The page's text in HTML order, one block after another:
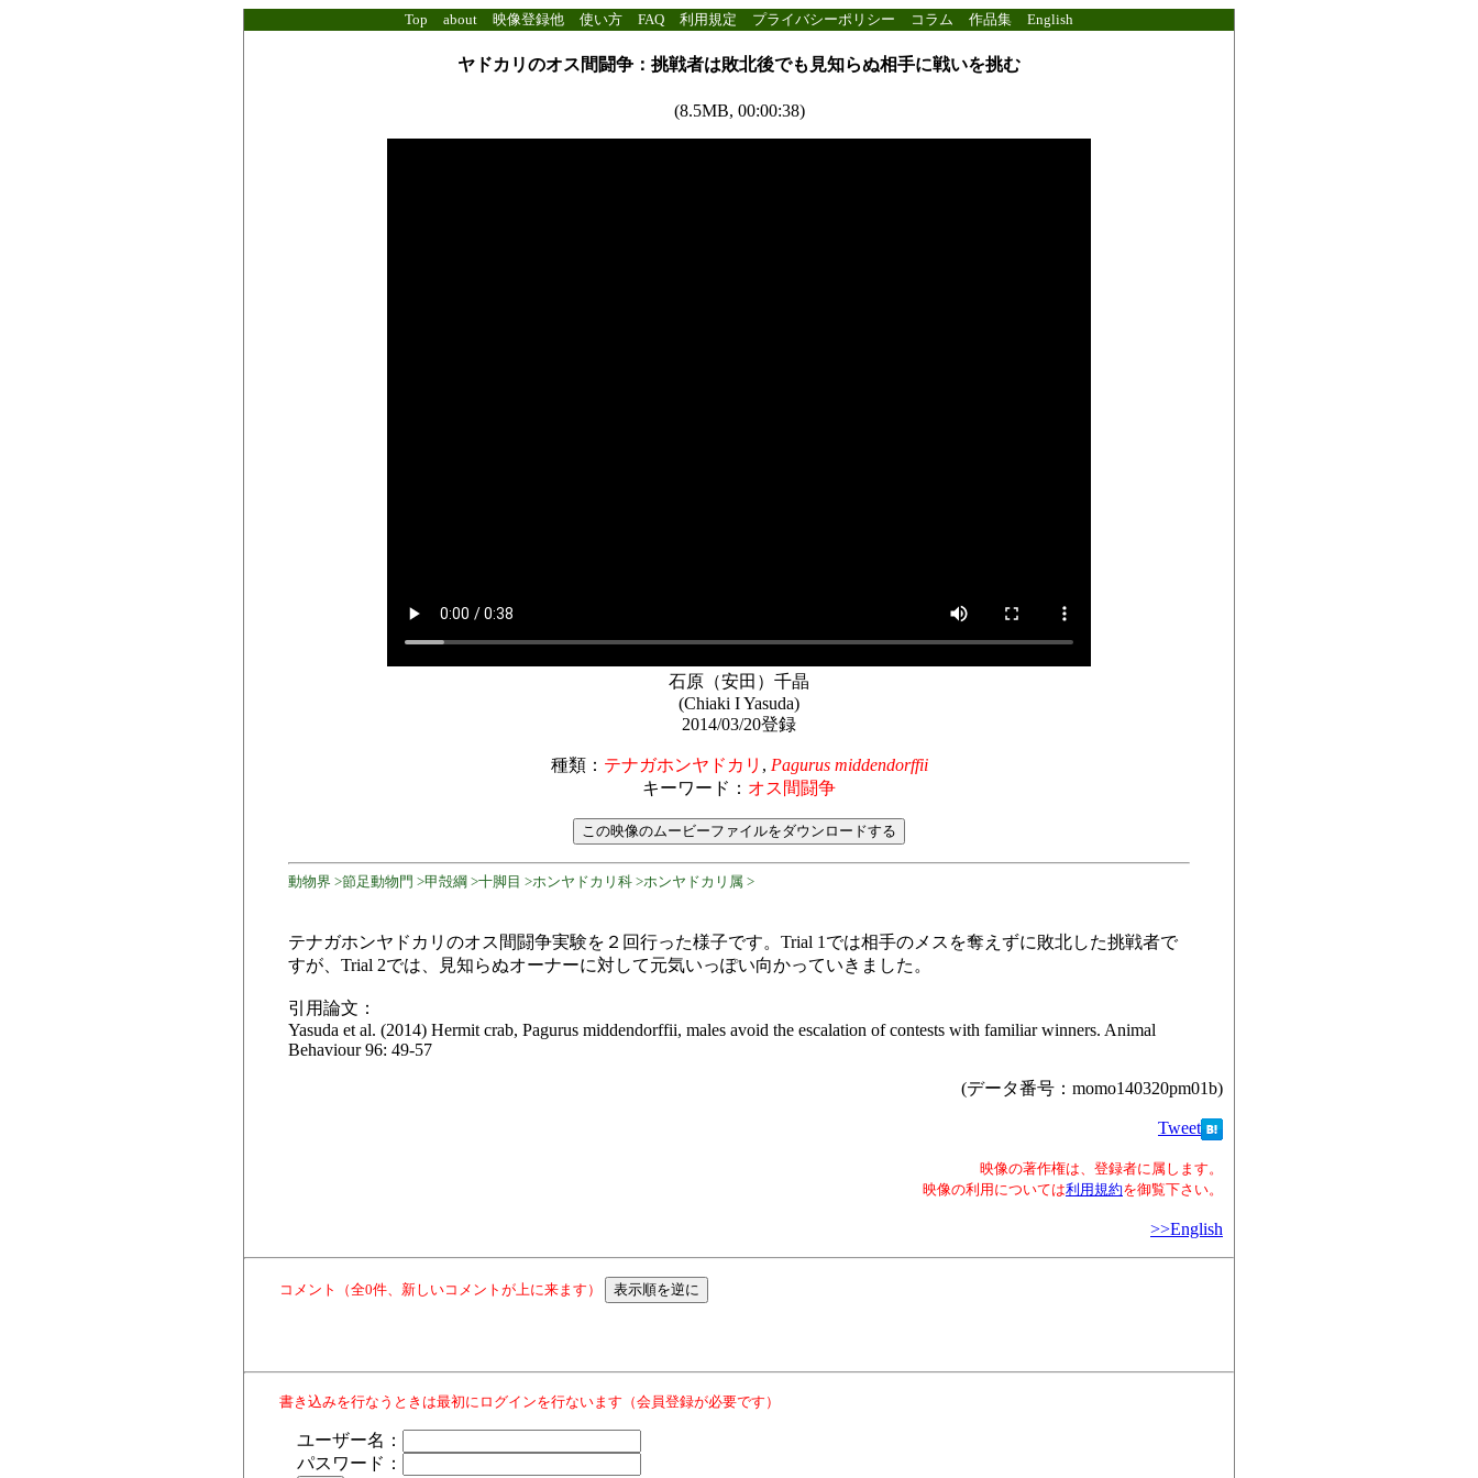
Top about 映像登録他 使い方 FAQ 利用規定 プライバシーポリシー コラム 作品集 English
ヤドカリのオス間闘争：挑戦者は敗北後でも見知らぬ相手に戦いを挑む
(8.5MB, 00:00:38)
石原（安田）千晶
(Chiaki I Yasuda)
2014/03/20登録
種類： テナガホンヤドカリ , Pagurus middendorffii
キーワード： オス間闘争
動物界 >節足動物門 >甲殻綱 >十脚目 >ホンヤドカリ科 >ホンヤドカリ属 >
テナガホンヤドカリのオス間闘争実験を２回行った様子です。Trial 1では相手のメスを奪えずに敗北した挑戦者で
すが、Trial 2では、見知らぬオーナーに対して元気いっぽい向かっていきました。
引用論文：
Yasuda et al. (2014) Hermit crab, Pagurus middendorffii, males avoid the escalation of contests with familiar winners. Animal
Behaviour 96: 49-57
(データ番号：momo140320pm01b)
Tweet
映像の著作権は、登録者に属します。
映像の利用については利用規約を御覧下さい。
>>English
コメント（全0件、新しいコメントが上に来ます）
書き込みを行なうときは最初にログインを行ないます（会員登録が必要です）
ユーザー名：
パスワード：